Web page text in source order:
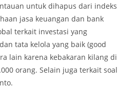
untuk dihapus dari indeks
jasa keuangan dan bank
terkait investasi yang
tata kelola yang baik (good
lain karena kebakaran kilang di
orang. Selain juga terkait soal